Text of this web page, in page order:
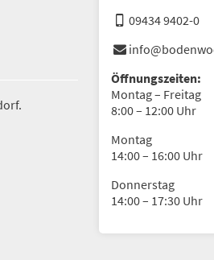
09434 9402-0
Öffnungszeiten:
Montag – Freitag
8:00 – 12:00 Uhr
Montag
14:00 – 16:00 Uhr
Donnerstag
14:00 – 17:30 Uhr